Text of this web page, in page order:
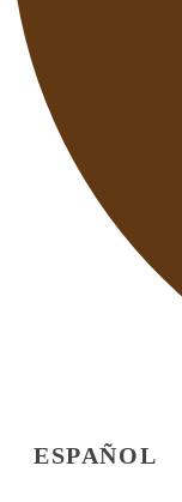
ESPAÑOL